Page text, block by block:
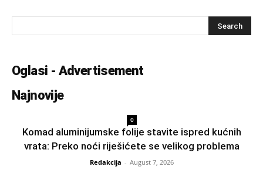
Oglasi - Advertisement
Najnovije
0
Komad aluminijumske folije stavite ispred kućnih
vrata: Preko noći riješićete se velikog problema
Redakcija - August 7, 2026